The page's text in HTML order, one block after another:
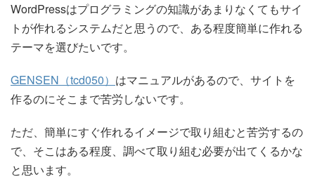
WordPressはプログラミングの知識があまりなくてもサイ
トが作れるシステムだと思うので、ある程度簡単に作れる
テーマを選びたいです。
GENSEN（tcd050） はマニュアルがあるので、サイトを
作るのにそこまで苦労しないです。
ただ、簡単にすぐ作れるイメージで取り組むと苦労するの
で、そこはある程度、調べて取り組む必要が出てくるかな
と思います。